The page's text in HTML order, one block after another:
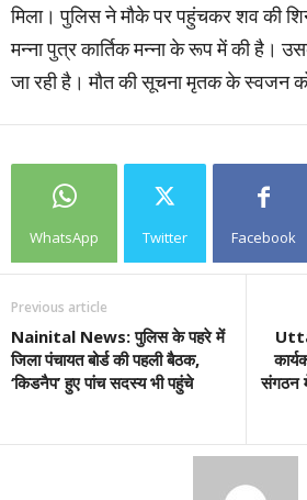
मिला। पुलिस ने मौके पर पहुंचकर शव की
मन्ना पुत्र कार्तिक मन्ना के रूप में की है।
जा रही है। मौत की सूचना मृतक के स्वजन
WhatsApp Twitter Facebook
Previous article
Nainital News: पुलिस के पहरे में
जिला पंचायत बोर्ड की पहली बैठक,
‘किडनैप’ हुए पांच सदस्‍य भी पहुंचे
संगठन